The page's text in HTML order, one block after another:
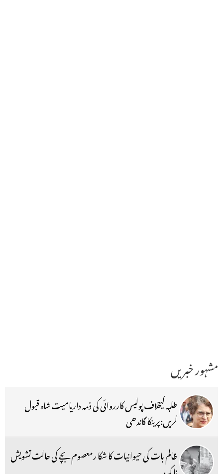
مشہور خبریں
طلبہ کیخلاف پولیس کارروائی کی ذمہ داریامیت شاہ قبول
کریں:پرینکا گاندھی
ظالم بات کی حیوانیات کا شکا رمعصوم بچے کی حالت تشویش